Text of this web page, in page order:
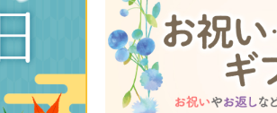
用約款（ご利用規
個人情報保護
特定商取引法に基